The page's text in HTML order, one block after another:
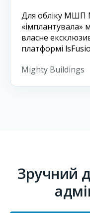
Для обліку МШП
«імплантувала»
власне
платформі
Mighty Buildings
Зручний